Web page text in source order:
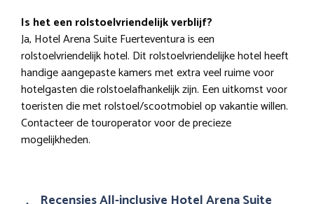
Is het een rolstoelvriendelijk verblijf?
Ja, Hotel Arena Suite Fuerteventura is een
rolstoelvriendelijk hotel. Dit rolstoelvriendelijke hotel heeft
handige aangepaste kamers met extra veel ruime voor
hotelgasten die rolstoelafhankelijk zijn. Een uitkomst voor
toeristen die met rolstoel/scootmobiel op vakantie willen.
Contacteer de touroperator voor de precieze
mogelijkheden.